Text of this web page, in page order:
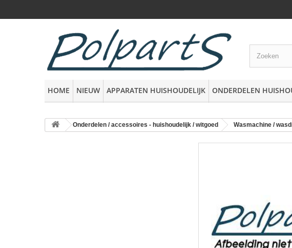
HOME NIEUW APPARATEN HUISHOUDELIJK ONDERDELEN
Onderdelen / accessoires - huishoudelijk / witgoed Wasmachine /